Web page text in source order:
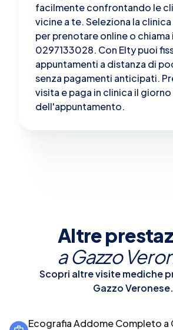
facilmente confrontando le
vicine a te. Seleziona la
per prenotare online o chiama
0297133028. Con Elty puoi
appuntamenti a distanza di
senza pagamenti anticipati.
visita e paga in clinica il giorno
dell'appuntamento.
Altre
aGazzo
Scopri altre visite mediche
Gazzo Veronese.
Ecografia Addome Completo a